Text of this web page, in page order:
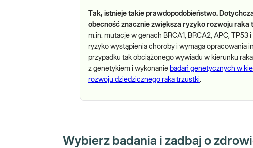
Tak, istnieje takie prawdopodobieństwo.
obecność znacznie zwiększa ryzyko rozwoju
m.in. mutacje w genach BRCA1, BRCA2, APC,
ryzyko wystąpienia choroby i wymaga opracowania
przypadku tak obciążonego wywiadu w kierunku
z genetykiem i wykonanie badań genetycznych w
rozwoju dziedzicznego raka trzustki.
Wybierz badania i zadbaj o